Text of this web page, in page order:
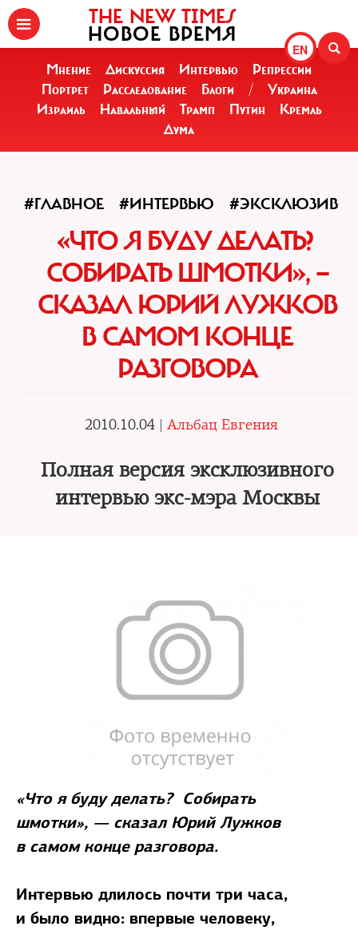
EN
THE NEW TIMES
НОВОЕ ВРЕМЯ
Мнение Дискуссия Интервью
Репрессии
Портрет
Расследование Блоги /
Украина
Израиль
Навальный Трамп Путин
Кремль
Дума
#ГЛАВНОЕ #ИНТЕРВЬЮ #ЭКСКЛЮЗИВ
«ЧТО Я БУДУ ДЕЛАТЬ?
СОБИРАТЬ ШМОТКИ», —
СКАЗАЛ ЮРИЙ ЛУЖКОВ
В САМОМ КОНЦЕ
РАЗГОВОРА
2010.10.04 | Альбац Евгения
Полная версия эксклюзивного
интервью экс-мэра Москвы
«Что я буду делать? Собирать
шмотки», — сказал Юрий Лужков
в самом конце разговора.
Интервью длилось почти три часа,
и было видно: впервые человеку,